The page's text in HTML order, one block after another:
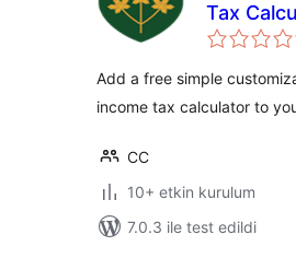
Tax
Add a free simple
income tax calculator to
CC
10+ etkin kurulum
7.0.3 ile test edildi